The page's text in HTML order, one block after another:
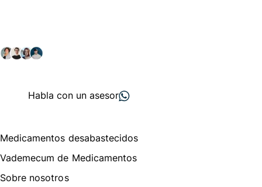
Habla con un asesor
Medicamentos desabastecidos
Vademecum de Medicamentos
Sobre nosotros